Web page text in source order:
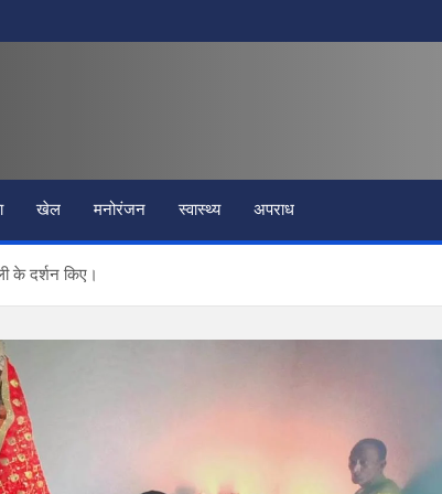
खेल मनोरंजन स्वास्थ्य अपराध
के दर्शन किए।